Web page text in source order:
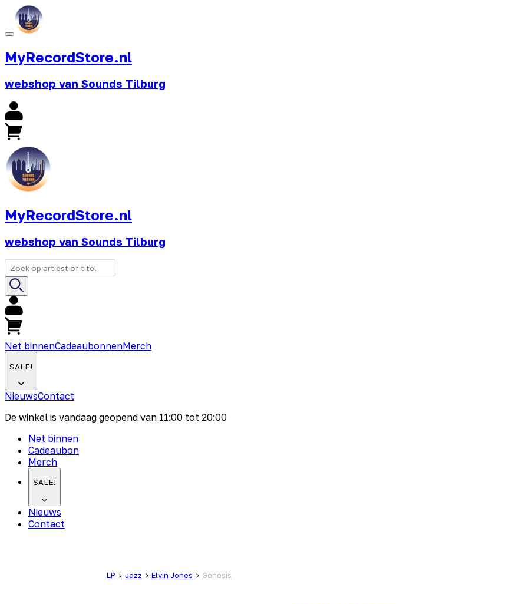
MyRecordStore.nl
webshop van Sounds Tilburg
MyRecordStore.nl
webshop van Sounds Tilburg
Net binnenCadeaubonnenMerch
SALE!
NieuwsContact
De winkel is vandaag geopend van 11:00 tot 20:00
Net binnen
Cadeaubon
Merch
SALE!
Nieuws
Contact
LP Jazz Elvin Jones Genesis